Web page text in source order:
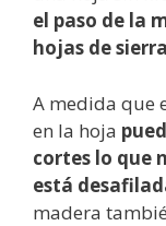
el paso de la
hojas de
A medida que
en la hoja
cortes lo que
está
madera